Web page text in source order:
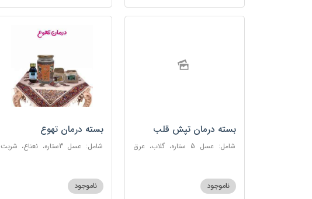
بسته درمان تپش قلب
شامل: عسل 5 ستاره، گلاب، عرق
ناموجود
بسته درمان تهوع
شامل: عسل 3ستاره، نعناع، شربت
ناموجود